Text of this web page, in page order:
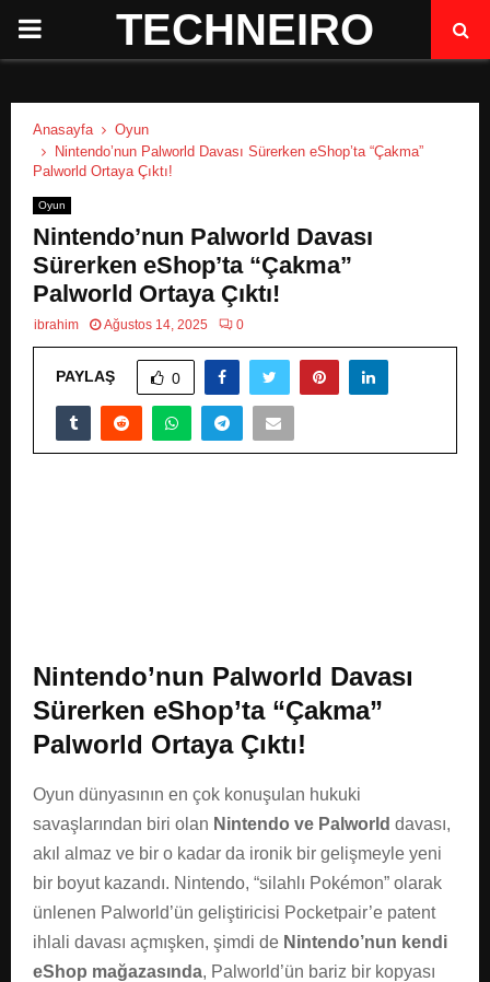
P
M
A
R
TECHNEIRO
Anasayfa
Oyun
Nintendo’nun Palworld Davası Sürerken eShop’ta “Çakma”
Palworld Ortaya Çıktı!
Oyun
Nintendo’nun Palworld Davası
Sürerken eShop’ta “Çakma”
Palworld Ortaya Çıktı!
ibrahim Ağustos 14, 2025 0
PAYLAŞ 0
Nintendo’nun Palworld Davası
Sürerken eShop’ta “Çakma”
Palworld Ortaya Çıktı!
Oyun dünyasının en çok konuşulan hukuki
savaşlarından biri olan Nintendo ve Palworld davası,
akıl almaz ve bir o kadar da ironik bir gelişmeyle yeni
bir boyut kazandı. Nintendo, “silahlı Pokémon” olarak
ünlenen Palworld’ün geliştiricisi Pocketpair’e patent
ihlali davası açmışken, şimdi de Nintendo’nun kendi
eShop mağazasında, Palworld’ün bariz bir kopyası